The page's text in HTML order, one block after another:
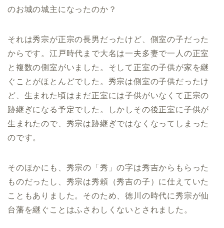
のお城の城主になったのか？
それは秀宗が正宗の長男だったけど、側室の子だった
からです。江戸時代まで大名は一夫多妻で一人の正室
と複数の側室がいました。そして正室の子供が家を継
ぐことがほとんどでした。秀宗は側室の子供だったけ
ど、生まれた頃はまだ正室には子供がいなくて正宗の
跡継ぎになる予定でした。しかしその後正室に子供が
生まれたので、秀宗は跡継ぎではなくなってしまった
のです。
そのほかにも、秀宗の「秀」の字は秀吉からもらった
ものだったし、秀宗は秀頼（秀吉の子）に仕えていた
こともありました。そのため、徳川の時代に秀宗が仙
台藩を継ぐことはふさわしくないとされました。